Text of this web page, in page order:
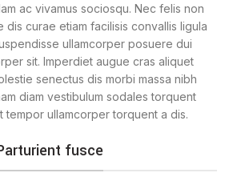
ac vivamus sociosqu. Nec felis non
curae etiam facilisis convallis ligula
ullamcorper posuere dui
sit. Imperdiet augue cras aliquet
senectus dis morbi massa nibh
diam vestibulum sodales torquent
tempor ullamcorper torquent a dis.
fusce